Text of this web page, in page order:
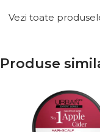
echilibrarea
mătreața și oferă o
Formulă vegană. Testat
Vezi toate
Produse